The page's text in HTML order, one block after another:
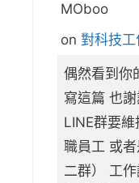
MOboo
on 對科技
偶然看到你
寫這篇 也
LINE群要
職員工 或
二群） 工